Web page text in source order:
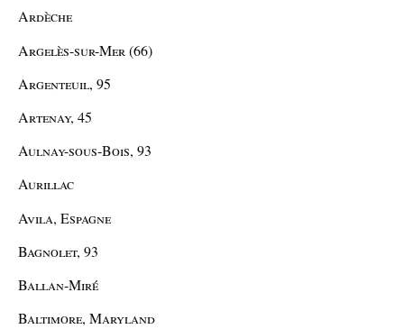
Ardèche
Argelès-sur-Mer (66)
Argenteuil, 95
Artenay, 45
Aulnay-sous-Bois, 93
Aurillac
Avila, Espagne
Bagnolet, 93
Ballan-Miré
Baltimore, Maryland